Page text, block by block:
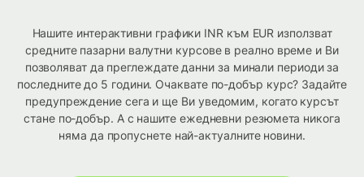
Нашите интерактивни графики INR към EUR използват
средните пазарни валутни курсове в реално време и Ви
позволяват да преглеждате данни за минали периоди за
последните до 5 години. Очаквате по-добър курс? Задайте
предупреждение сега и ще Ви уведомим, когато курсът
стане по-добър. А с нашите ежедневни резюмета никога
няма да пропуснете най-актуалните новини.